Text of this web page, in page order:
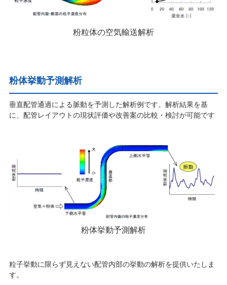
粉粒体の空気輸送解析
粉体挙動予測解析
垂直配管通過による脈動を予測した解析例です。解析結果を基
に、配管レイアウトの現状評価や改善案の比較・検討が可能です
粉体挙動予測解析
粒子挙動に限らず見えない配管内部の挙動の解析を提供いたしま
す。